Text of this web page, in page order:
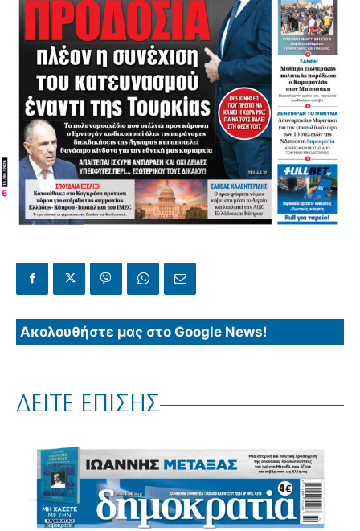
Ακολουθήστε μας στο Google News!
ΔΕΙΤΕ ΕΠΙΣΗΣ